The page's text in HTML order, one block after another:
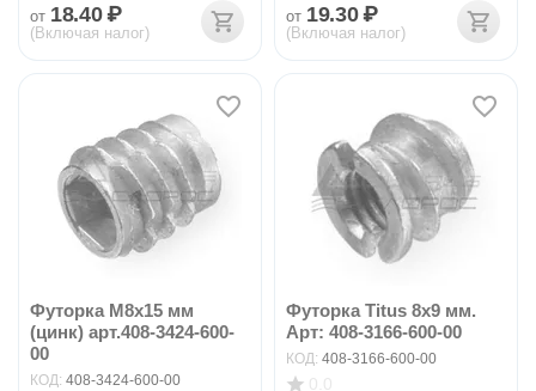
от 18.40 ₽
(Включая налог)
от 19.30 ₽
(Включая налог)
Футорка М8х15 мм
(цинк) арт.408-3424-600-
00
КОД: 408-3424-600-00
Футорка Titus 8х9 мм.
Арт: 408-3166-600-00
КОД: 408-3166-600-00